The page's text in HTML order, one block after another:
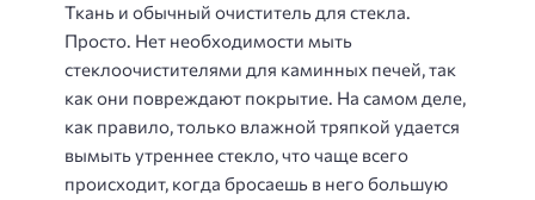
Ткань и обычный очиститель для стекла.
Просто. Нет необходимости мыть
стеклоочистителями для каминных печей, так
как они повреждают покрытие. На самом деле,
как правило, только влажной тряпкой удается
вымыть утреннее стекло, что чаще всего
происходит, когда бросаешь в него большую